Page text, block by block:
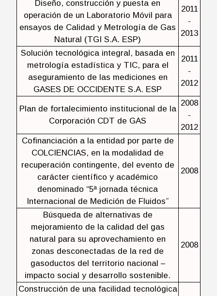
Diseño, construcción y puesta en
operación de un Laboratorio Móvil para
ensayos de Calidad y Metrología de Gas
Natural (TGI S.A. ESP)
2011
-
2013
Solución tecnológica integral, basada en
metrología estadística y TIC, para el
aseguramiento de las mediciones en
GASES DE OCCIDENTE S.A. ESP
2011
-
2012
Plan de fortalecimiento institucional de la
Corporación CDT de GAS
2008
-
2012
Cofinanciación a la entidad por parte de
COLCIENCIAS, en la modalidad de
recuperación contingente, del evento de
carácter científico y académico
denominado “5ª jornada técnica
Internacional de Medición de Fluidos”
2008
Búsqueda de alternativas de
mejoramiento de la calidad del gas
natural para su aprovechamiento en
zonas desconectadas de la red de
gasoductos del territorio nacional –
impacto social y desarrollo sostenible.
2008
Construcción de una facilidad tecnológica